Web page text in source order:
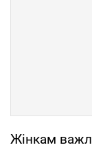
Жінкам